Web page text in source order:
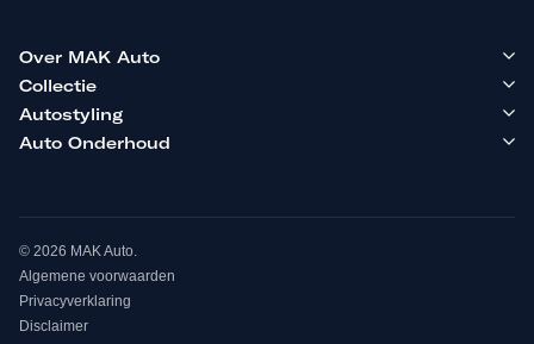
Over MAK Auto
Collectie
Autostyling
Auto Onderhoud
© 2026 MAK Auto.
Algemene voorwaarden
Privacyverklaring
Disclaimer